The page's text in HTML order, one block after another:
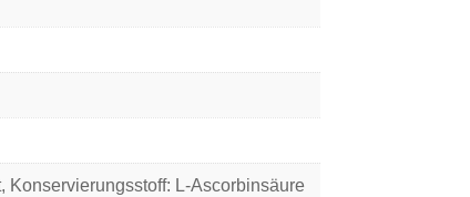
Konservierungsstoff: L-Ascorbinsäure